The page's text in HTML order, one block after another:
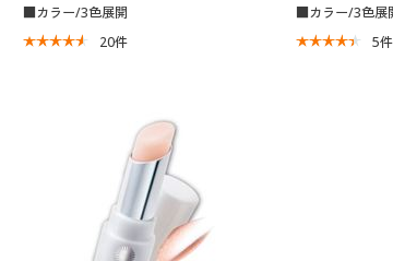
■カラー/3色展開
20件
■カラー/3色展
5件